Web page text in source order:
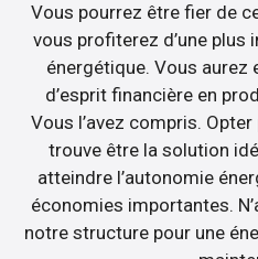
Vous pourrez être fier de
vous profiterez d’une plus
énergétique. Vous aurez
d’esprit financière en
Vous l’avez compris.
trouve être la solution
atteindre l’autonomie
économies importantes.
notre structure pour une